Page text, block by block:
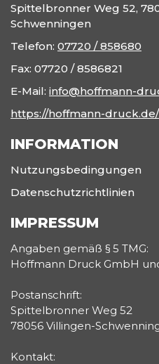
Spittelbronner Weg 52,
Schwenningen
Telefon: 07720 / 858680
Fax: 07720 / 8586821
E-Mail: info@hoffmann-
https://hoffmann-druck.de/
INFORMATION
Nutzungsbedingungen
Datenschutzrichtlinien
IMPRESSUM
Angaben gemäß § 5 TMG:
Hoffmann Druck GmbH
Postanschrift:
Spittelbronner Weg 52
78056 Villingen-
Kontakt: